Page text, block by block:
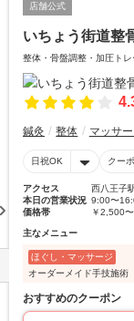
店舗公式
いちょう街道整
整体・骨盤調整・加圧ト
鍼灸 整体 マッサ
日祝OK クー
アクセス
西八王子
本日の営業状況 9:00〜
価格帯
￥2,500
主なメニュー
ほぐし・マッサージ
オーダーメイド手技施術
おすすめのクーポン